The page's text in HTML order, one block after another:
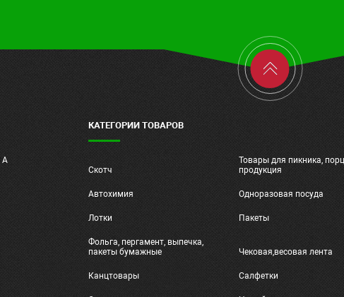
А
КАТЕГОРИИ ТОВАРОВ
Скотч
Товары для пикника,
продукция
Автохимия Одноразовая посуда
Лотки Пакеты
Фольга, пергамент, выпечка,
пакеты бумажные
Чековая,весовая лента
Канцтовары Салфетки